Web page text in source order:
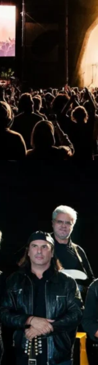
nos anos 80
da música portuguesa
que mais influência tiveram
Brilharam nos